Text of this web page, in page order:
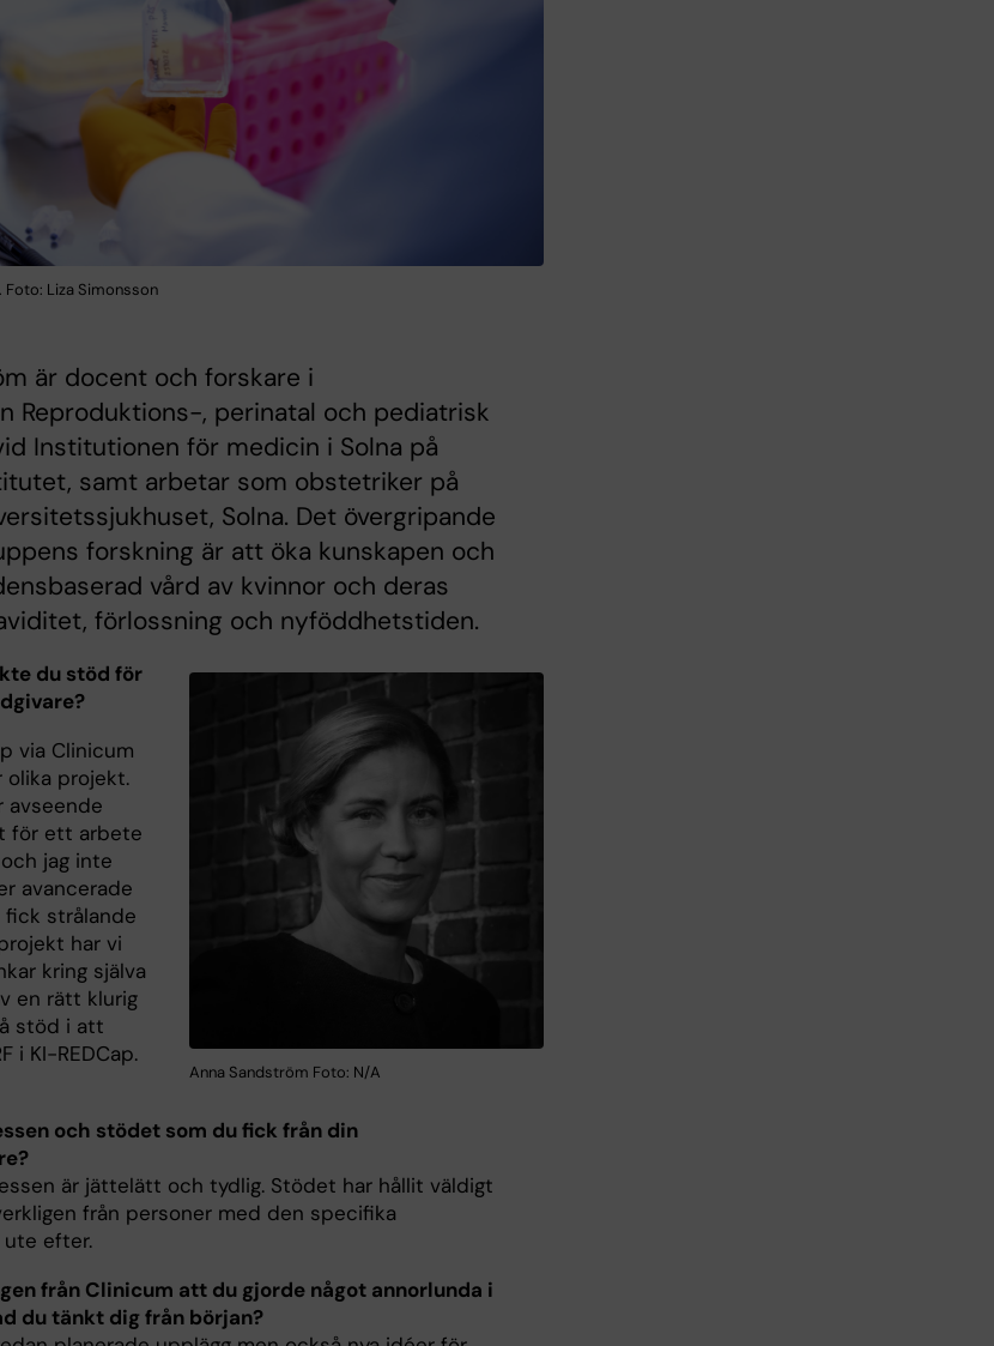
Liza Simonsson
är docent och forskare i
Reproduktions-, perinatal och pediatrisk
Institutionen för medicin i Solna på
samt arbetar som obstetriker på
Solna. Det övergripande
forskning är att öka kunskapen och
vård av kvinnor och deras
förlossning och nyföddhetstiden.
Anna Sandström Foto: N/A
du stöd för
via Clinicum
olika projekt.
avseende
för ett arbete
jag inte
avancerade
fick strålande
har vi
kring själva
en rätt klurig
stöd i att
i KI-REDCap.
och stödet som du fick från din
är jättelätt och tydlig. Stödet har hållit väldigt
från personer med den specifika
ute efter.
från Clinicum att du gjorde något annorlunda i
du tänkt dig från början?